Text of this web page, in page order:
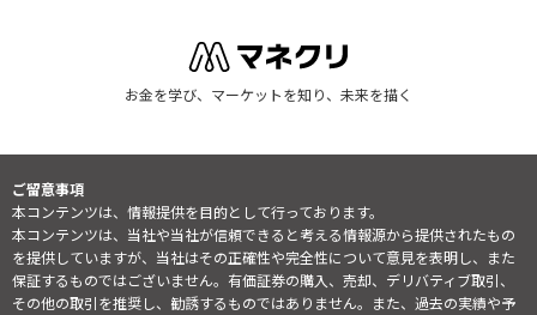
お金を学び、マーケットを知り、未来を描く
ご留意事項
本コンテンツは、情報提供を目的として行っております。
本コンテンツは、当社や当社が信頼できると考える情報源から提供されたもの
を提供していますが、当社はその正確性や完全性について意見を表明し、また
保証するものではございません。有価証券の購入、売却、デリバティブ取引、
その他の取引を推奨し、勧誘するものではありません。また、過去の実績や予